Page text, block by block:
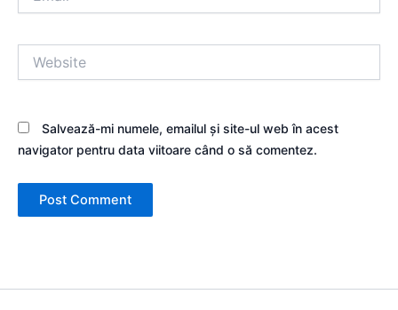
Salvează-mi numele, emailul și site-ul web în acest
navigator pentru data viitoare când o să comentez.